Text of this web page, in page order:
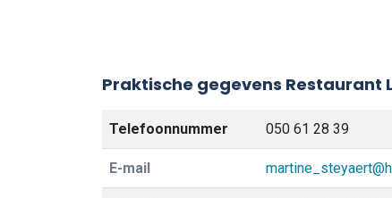
Praktische gegevens Restaurant
Telefoonnummer 050 61 28 39
E-mail